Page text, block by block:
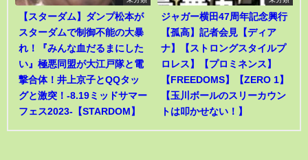
【スターダム】ダンプ松本が
スターダムで制御不能の大暴
れ！『みんな血だるまにした
い』極悪同盟が大江戸隊と電
撃合体！井上京子とQQタッ
グと激突！-8.19ミッドサマー
フェス2023-【STARDOM】
ジャガー横田47周年記念興行
【孤高】記者会見【ディア
ナ】【ストロングスタイルプ
ロレス】【プロミネンス】
【FREEDOMS】【ZERO 1】
【玉川ボールのスリーカウン
トは叩かせない！】